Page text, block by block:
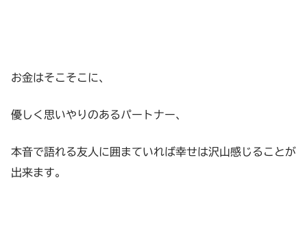
お金はそこそこに、
優しく思いやりのあるパートナー、
本音で語れる友人に囲まていれば幸せは沢山感じることが
出来ます。